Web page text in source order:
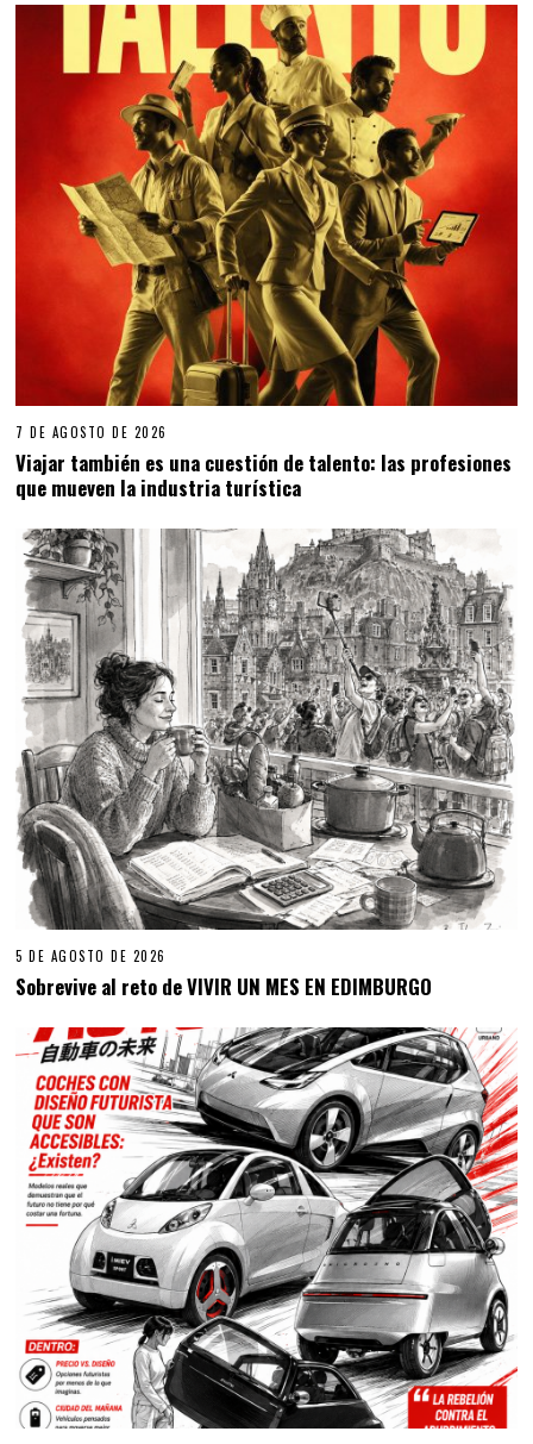
7 DE AGOSTO DE 2026
Viajar también es una cuestión de talento: las profesiones
que mueven la industria turística
5 DE AGOSTO DE 2026
Sobrevive al reto de VIVIR UN MES EN EDIMBURGO